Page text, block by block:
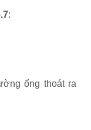
:
ống thoát ra